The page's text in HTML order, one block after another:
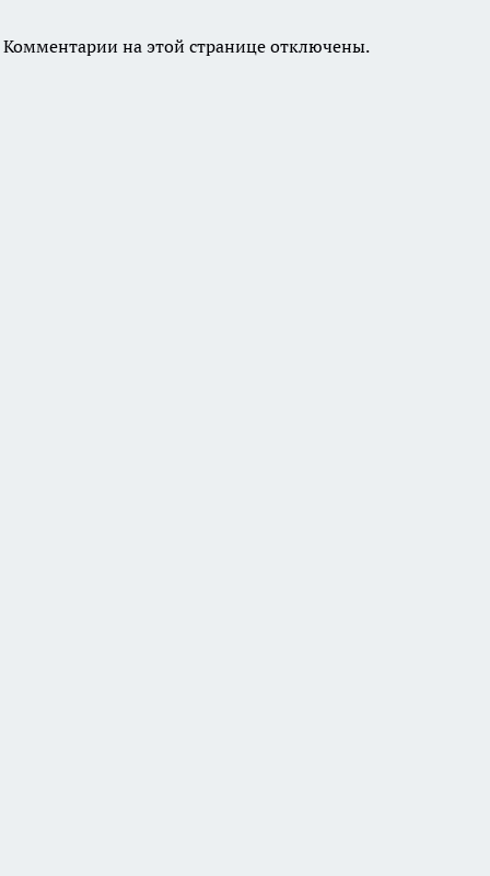
Комментарии на этой странице отключены.